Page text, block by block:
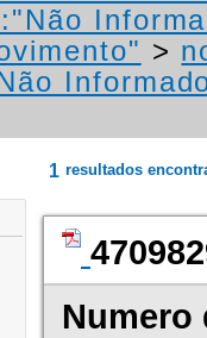
>
1 resultados
Numero